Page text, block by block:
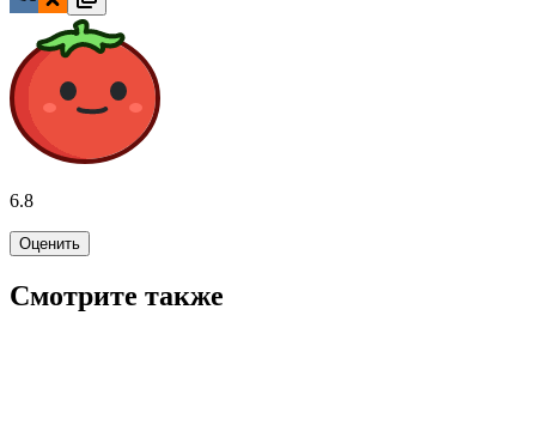
6.8
Оценить
Смотрите также